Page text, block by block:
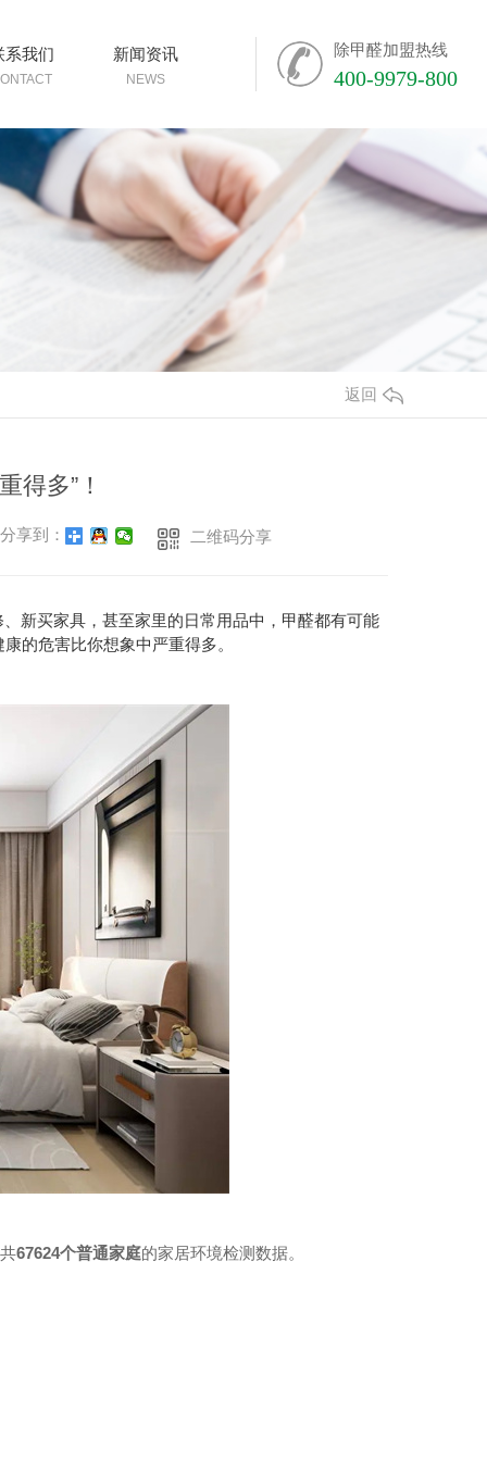
除甲醛加盟热线
400-9979-800
系我们 新闻资讯
NEWS
返回
纳米光触媒
得多”！
分享到： 二维码分享
新买家具，甚至家里的日常用品中，甲醛都有可能
的危害比你想象中严重得多。
67624个普通家庭的家居环境检测数据。